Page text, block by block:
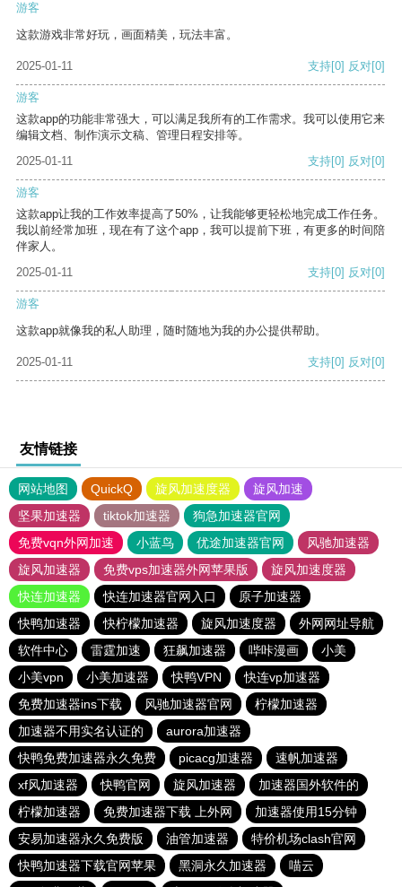
游客
这款游戏非常好玩，画面精美，玩法丰富。
2025-01-11 支持[0] 反对[0]
游客
这款app的功能非常强大，可以满足我所有的工作需求。我可以使用它来
编辑文档、制作演示文稿、管理日程安排等。
2025-01-11
支持[0] 反对[0]
游客
这款app让我的工作效率提高了50%，让我能够更轻松地完成工作任务。
我以前经常加班，现在有了这个app，我可以提前下班，有更多的时间陪
伴家人。
2025-01-11
支持[0] 反对[0]
游客
这款app就像我的私人助理，随时随地为我的办公提供帮助。
2025-01-11 支持[0] 反对[0]
友情链接
网站地图 QuickQ 旋风加速度器
旋风加速
坚果加速器
tiktok加速器
狗急加速器官网
免费vqn外网加速
小蓝鸟 优途加速器官网
风驰加速器
旋风加速器
免费vps加速器外网苹果版
旋风加速度器
快连加速器
快连加速器官网入口
原子加速器
快鸭加速器
快柠檬加速器 旋风加速度器
外网网址导航
软件中心
雷霆加速 狂飙加速器 哔咔漫画
小美
小美vpn
小美加速器 快鸭VPN
快连vp加速器
免费加速器ins下载
风驰加速器官网
柠檬加速器
加速器不用实名认证的
aurora加速器
快鸭免费加速器永久免费
picacg加速器
速帆加速器
xf风加速器
快鸭官网 旋风加速器
加速器国外软件的
柠檬加速器
免费加速器下载 上外网
加速器使用15分钟
安易加速器永久免费版
油管加速器
特价机场clash官网
快鸭加速器下载官网苹果
黑洞永久加速器
喵云